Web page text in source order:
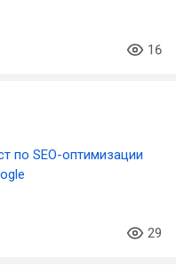
16
по SEO-оптимизации
29